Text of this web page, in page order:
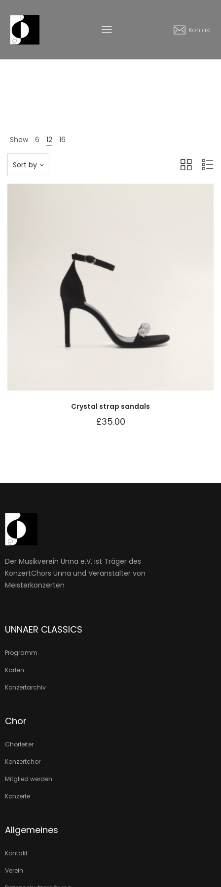
Kontakt
Show 6 12 16
Sort by
Crystal strap sandals
£35.00
Der Musikverein Unna e.V. ist Träger des
KonzertChors Unna und Veranstalter von
Meisterkonzerten
UNNAER CLASSICS
Programm
Karten
Konzertarchiv
Chor
Chorleiter
Konzertchor
Mitglied werden
Konzerte
Allgemeines
Kontakt
Verein